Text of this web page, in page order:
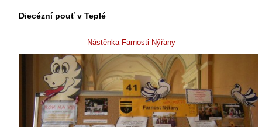
Diecézní pouť v Teplé
Nástěnka Farnosti Nýřany